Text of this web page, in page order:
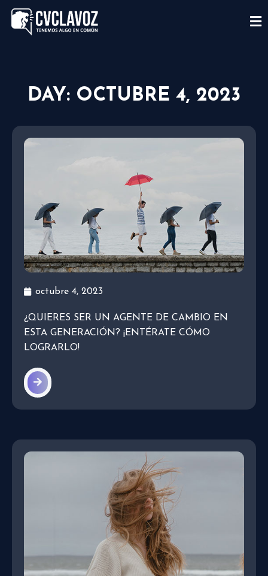
DAY: OCTUBRE 4, 2023
octubre 4, 2023
¿QUIERES SER UN AGENTE DE CAMBIO EN
ESTA GENERACIÓN? ¡ENTÉRATE CÓMO
LOGRARLO!